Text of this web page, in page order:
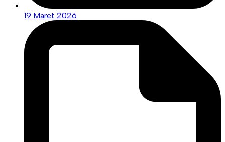
19 Maret 2026